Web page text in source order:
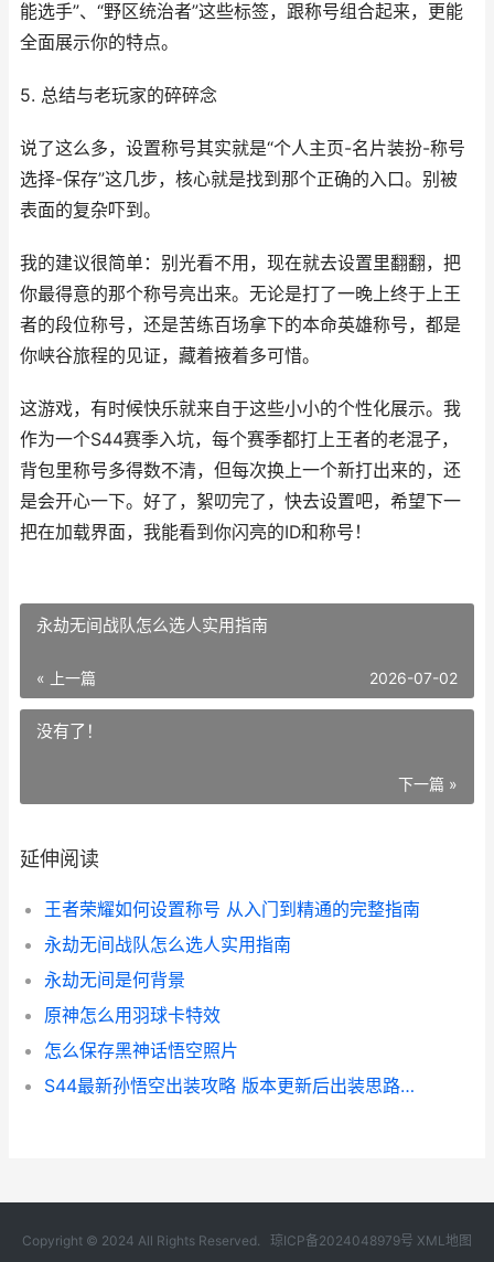
能选手”、“野区统治者”这些标签，跟称号组合起来，更能
全面展示你的特点。
5. 总结与老玩家的碎碎念
说了这么多，设置称号其实就是“个人主页-名片装扮-称号
选择-保存”这几步，核心就是找到那个正确的入口。别被
表面的复杂吓到。
我的建议很简单：别光看不用，现在就去设置里翻翻，把
你最得意的那个称号亮出来。无论是打了一晚上终于上王
者的段位称号，还是苦练百场拿下的本命英雄称号，都是
你峡谷旅程的见证，藏着掖着多可惜。
这游戏，有时候快乐就来自于这些小小的个性化展示。我
作为一个S44赛季入坑，每个赛季都打上王者的老混子，
背包里称号多得数不清，但每次换上一个新打出来的，还
是会开心一下。好了，絮叨完了，快去设置吧，希望下一
把在加载界面，我能看到你闪亮的ID和称号！
永劫无间战队怎么选人实用指南
« 上一篇 2026-07-02
没有了！
下一篇 »
延伸阅读
王者荣耀如何设置称号 从入门到精通的完整指南
永劫无间战队怎么选人实用指南
永劫无间是何背景
原神怎么用羽球卡特效
怎么保存黑神话悟空照片
S44最新孙悟空出装攻略 版本更新后出装思路变了
Copyright © 2024 All Rights Reserved. 琼ICP备2024048979号 XML地图